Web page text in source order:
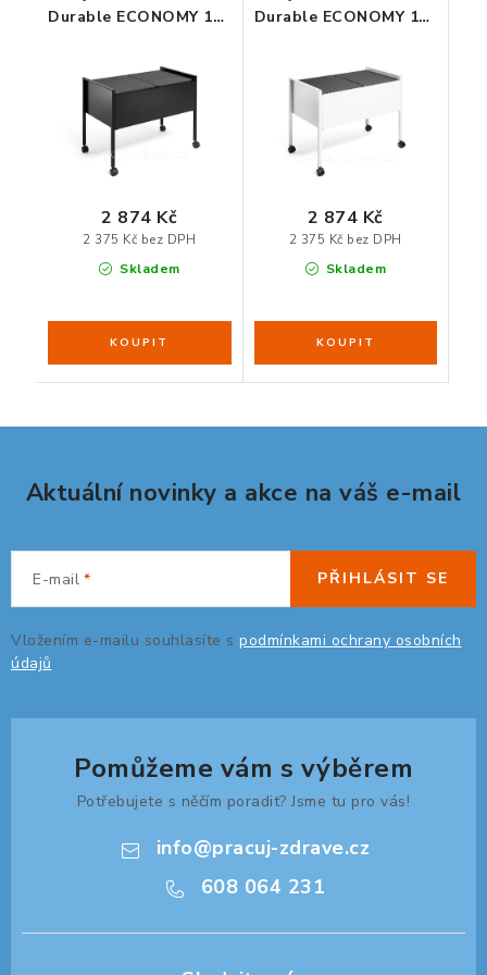
STOJANY NA DOKUMENTY
LED STOLNÍ LAMPY
KANCELÁŘSKÉ POTŘEBY
ZÁSUVKOVÉ BOXY
NÁDOBY NA ODPAD
SCHRÁNKY NA KLÍČE A LÉKY
ZDRAVÁ KANCELÁŘ
ČISTIČKY VZDUCHU
VODNÍ FILTRY
O nákupu
Durable ECONOMY 100
Skladem
2 375 Kč bez DPH
2 874 Kč
Durable ECONOMY 100
Skladem
2 375 Kč bez DPH
2 874 Kč
Aktuální novinky a akce na váš e-mail
E-mail
Vložením e-mailu souhlasíte s podmínkami ochrany osobních
údajů
PŘIHLÁSIT SE
Pomůžeme vám s výběrem
Potřebujete s něčím poradit? Jsme tu pro vás!
info@pracuj-zdrave.cz
608 064 231